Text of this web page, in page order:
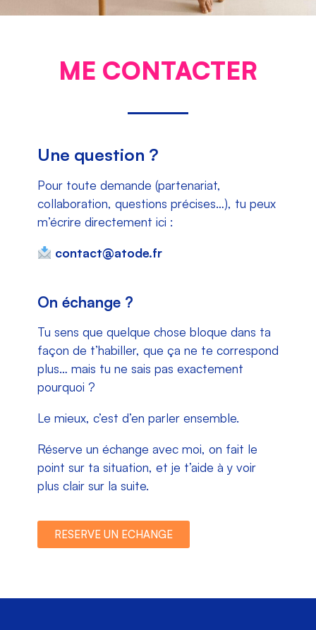
ME CONTACTER
Une question ?
Pour toute demande (partenariat,
collaboration, questions précises…), tu peux
m’écrire directement ici :
contact@atode.fr
On échange ?
Tu sens que quelque chose bloque dans ta
façon de t’habiller, que ça ne te correspond
plus… mais tu ne sais pas exactement
pourquoi ?
Le mieux, c’est d’en parler ensemble.
Réserve un échange avec moi, on fait le
point sur ta situation, et je t’aide à y voir
plus clair sur la suite.
RESERVE UN ECHANGE